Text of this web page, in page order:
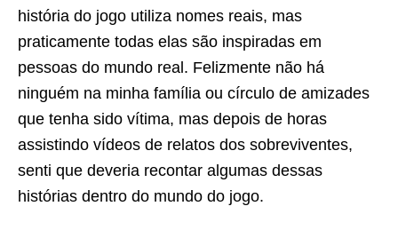
história do jogo utiliza nomes reais, mas
praticamente todas elas são inspiradas em
pessoas do mundo real. Felizmente não há
ninguém na minha família ou círculo de amizades
que tenha sido vítima, mas depois de horas
assistindo vídeos de relatos dos sobreviventes,
senti que deveria recontar algumas dessas
histórias dentro do mundo do jogo.